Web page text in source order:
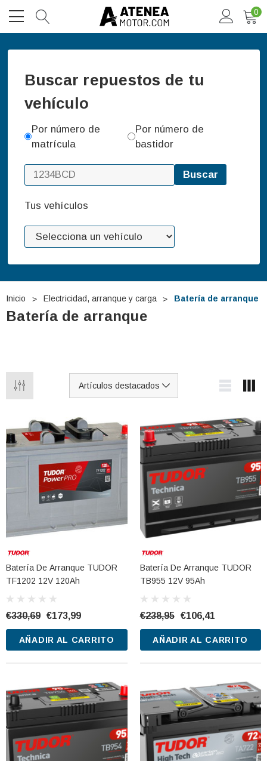
0
Buscar repuestos de tu
vehículo
Por número de
matrícula
Por número de
bastidor
Buscar
Tus vehículos
Inicio Electricidad, arranque y carga Batería de arranque
Batería de arranque
TB740 12V Batería De Arranque TUDOR TA1000
AÑADIR AL CARRITO
Batería De Arranque TUDOR
TF1202 12V 120Ah
€330,69 €173,99
AÑADIR AL CARRITO
Batería De Arranque TUDOR
TB955 12V 95Ah
€238,95 €106,41
AÑADIR AL CARRITO